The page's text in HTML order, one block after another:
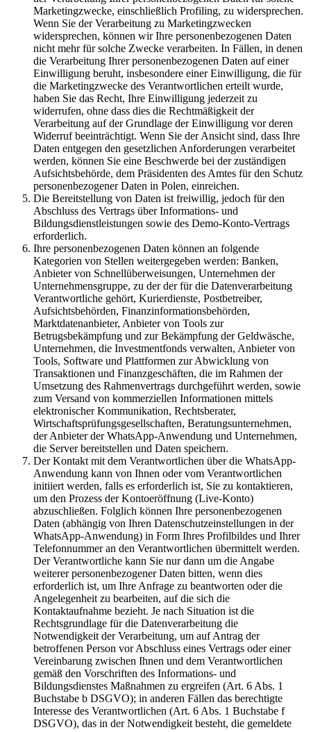
Marketingzwecke, einschließlich Profiling, zu widersprechen.
Wenn Sie der Verarbeitung zu Marketingzwecken
widersprechen, können wir Ihre personenbezogenen Daten
nicht mehr für solche Zwecke verarbeiten. In Fällen, in denen
die Verarbeitung Ihrer personenbezogenen Daten auf einer
Einwilligung beruht, insbesondere einer Einwilligung, die für
die Marketingzwecke des Verantwortlichen erteilt wurde,
haben Sie das Recht, Ihre Einwilligung jederzeit zu
widerrufen, ohne dass dies die Rechtmäßigkeit der
Verarbeitung auf der Grundlage der Einwilligung vor deren
Widerruf beeinträchtigt. Wenn Sie der Ansicht sind, dass Ihre
Daten entgegen den gesetzlichen Anforderungen verarbeitet
werden, können Sie eine Beschwerde bei der zuständigen
Aufsichtsbehörde, dem Präsidenten des Amtes für den Schutz
personenbezogener Daten in Polen, einreichen.
Die Bereitstellung von Daten ist freiwillig, jedoch für den
Abschluss des Vertrags über Informations- und
Bildungsdienstleistungen sowie des Demo-Konto-Vertrags
erforderlich.
Ihre personenbezogenen Daten können an folgende
Kategorien von Stellen weitergegeben werden: Banken,
Anbieter von Schnellüberweisungen, Unternehmen der
Unternehmensgruppe, zu der der für die Datenverarbeitung
Verantwortliche gehört, Kurierdienste, Postbetreiber,
Aufsichtsbehörden, Finanzinformationsbehörden,
Marktdatenanbieter, Anbieter von Tools zur
Betrugsbekämpfung und zur Bekämpfung der Geldwäsche,
Unternehmen, die Investmentfonds verwalten, Anbieter von
Tools, Software und Plattformen zur Abwicklung von
Transaktionen und Finanzgeschäften, die im Rahmen der
Umsetzung des Rahmenvertrags durchgeführt werden, sowie
zum Versand von kommerziellen Informationen mittels
elektronischer Kommunikation, Rechtsberater,
Wirtschaftsprüfungsgesellschaften, Beratungsunternehmen,
der Anbieter der WhatsApp-Anwendung und Unternehmen,
die Server bereitstellen und Daten speichern.
Der Kontakt mit dem Verantwortlichen über die WhatsApp-
Anwendung kann von Ihnen oder vom Verantwortlichen
initiiert werden, falls es erforderlich ist, Sie zu kontaktieren,
um den Prozess der Kontoeröffnung (Live-Konto)
abzuschließen. Folglich können Ihre personenbezogenen
Daten (abhängig von Ihren Datenschutzeinstellungen in der
WhatsApp-Anwendung) in Form Ihres Profilbildes und Ihrer
Telefonnummer an den Verantwortlichen übermittelt werden.
Der Verantwortliche kann Sie nur dann um die Angabe
weiterer personenbezogener Daten bitten, wenn dies
erforderlich ist, um Ihre Anfrage zu beantworten oder die
Angelegenheit zu bearbeiten, auf die sich die
Kontaktaufnahme bezieht. Je nach Situation ist die
Rechtsgrundlage für die Datenverarbeitung die
Notwendigkeit der Verarbeitung, um auf Antrag der
betroffenen Person vor Abschluss eines Vertrags oder einer
Vereinbarung zwischen Ihnen und dem Verantwortlichen
gemäß den Vorschriften des Informations- und
Bildungsdienstes Maßnahmen zu ergreifen (Art. 6 Abs. 1
Buchstabe b DSGVO); in anderen Fällen das berechtigte
Interesse des Verantwortlichen (Art. 6 Abs. 1 Buchstabe f
DSGVO), das in der Notwendigkeit besteht, die gemeldete